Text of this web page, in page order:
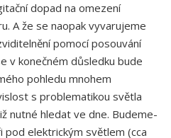
dopad na omezení
A že se naopak vyvarujeme
pomocí posouvání
v konečném důsledku bude
pohledu mnohem
s problematikou světla
nutné hledat ve dne. Budeme-
pod elektrickým světlem (cca